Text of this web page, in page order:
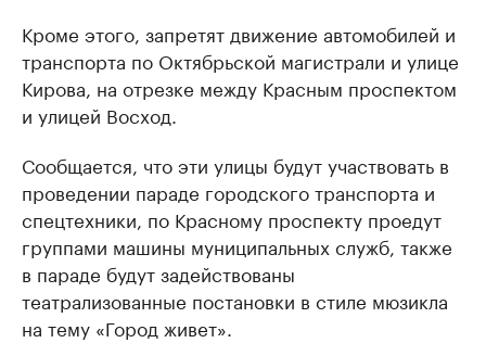
Кроме этого, запретят движение автомобилей и
транспорта по Октябрьской магистрали и улице
Кирова, на отрезке между Красным проспектом
и улицей Восход.
Сообщается, что эти улицы будут участвовать в
проведении параде городского транспорта и
спецтехники, по Красному проспекту проедут
группами машины муниципальных служб, также
в параде будут задействованы
театрализованные постановки в стиле мюзикла
на тему «Город живет».